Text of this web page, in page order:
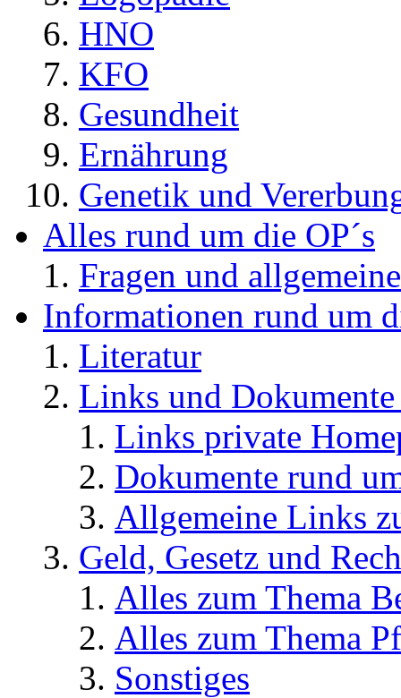
HNO
KFO
Gesundheit
Ernährung
Genetik und
Alles rund um die OP´s
Fragen und
Informationen rund um
Literatur
Links und
Links private
Dokumente rund
Allgemeine Links
Geld, Gesetz und
Alles zum Thema
Alles zum Thema
Sonstiges